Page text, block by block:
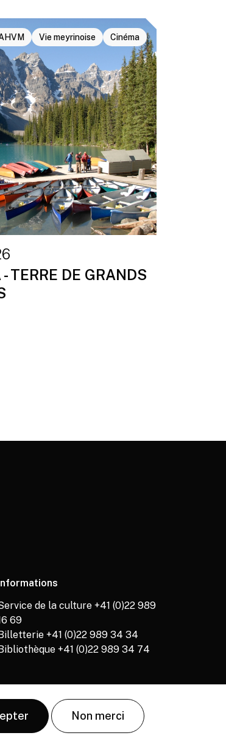
Vie meyrinoise Cinéma
TERRE DE GRANDS
de la culture +41 (0)22 989
69
+41 (0)22 989 34 34
+41 (0)22 989 34 74
Non merci